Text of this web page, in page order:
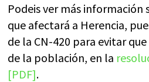
Podeis ver más información
que afectará a Herencia,
de la CN-420 para evitar
de la población, en la
[PDF].